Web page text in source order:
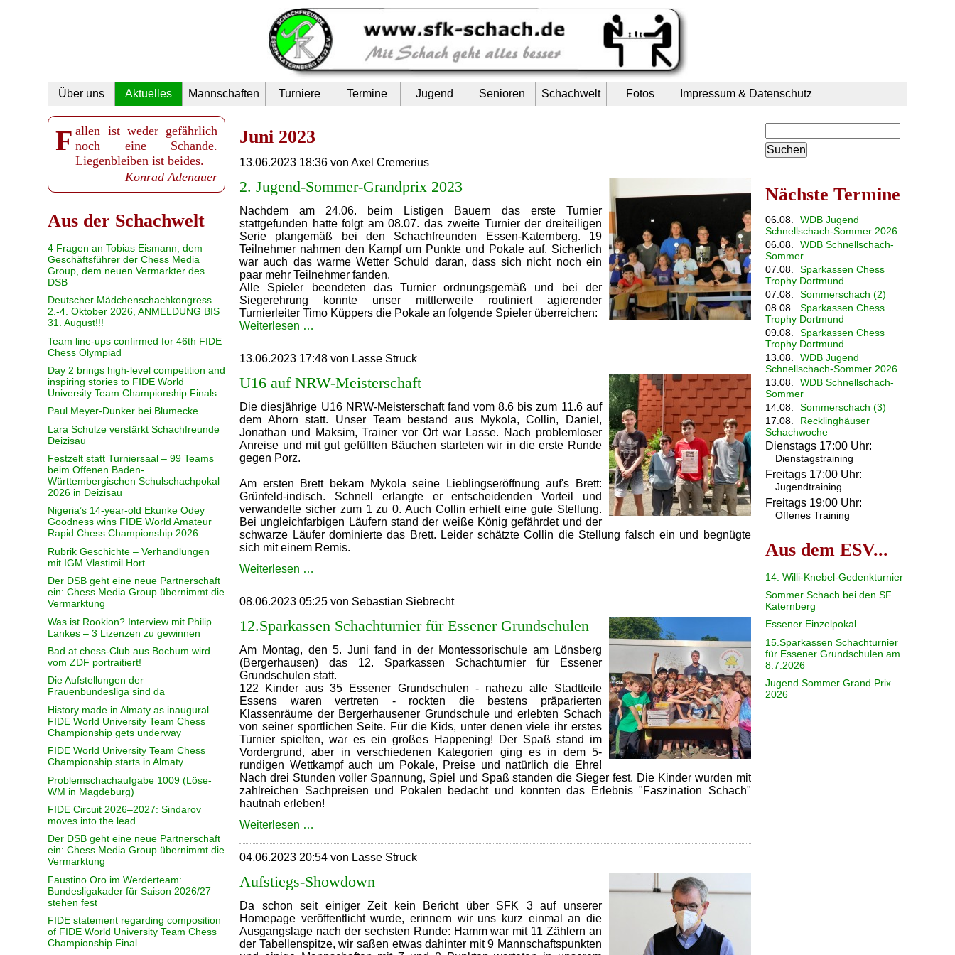
Navigation
überspringen
Über uns Aktuelles Mannschaften Turniere Termine Jugend Senioren Schachwelt Fotos Impressum & Datenschutz
Juni 2023
13.06.2023 18:36 von Axel Cremerius
2. Jugend-Sommer-Grandprix 2023
Nachdem am 24.06. beim Listigen Bauern das erste Turnier
stattgefunden hatte folgt am 08.07. das zweite Turnier der dreiteiligen
Serie plangemäß bei den Schachfreunden Essen-Katernberg. 19
Teilnehmer nahmen den Kampf um Punkte und Pokale auf. Sicherlich
war auch das warme Wetter Schuld daran, dass sich nicht noch ein
paar mehr Teilnehmer fanden.
Alle Spieler beendeten das Turnier ordnungsgemäß und bei der
Siegerehrung konnte unser mittlerweile routiniert agierender
Turnierleiter Timo Küppers die Pokale an folgende Spieler überreichen:
Weiterlesen …
Grandprix
2023
13.06.2023 17:48 von Lasse Struck
U16 auf NRW-Meisterschaft
Die diesjährige U16 NRW-Meisterschaft fand vom 8.6 bis zum 11.6 auf
dem Ahorn statt. Unser Team bestand aus Mykola, Collin, Daniel,
Jonathan und Maksim, Trainer vor Ort war Lasse. Nach problemloser
Anreise und mit gut gefüllten Bäuchen starteten wir in die erste Runde
gegen Porz.
Am ersten Brett bekam Mykola seine Lieblingseröffnung auf's Brett:
Grünfeld-indisch. Schnell erlangte er entscheidenden Vorteil und
verwandelte sicher zum 1 zu 0. Auch Collin erhielt eine gute Stellung.
Bei ungleichfarbigen Läufern stand der weiße König gefährdet und der
schwarze Läufer dominierte das Brett. Leider schätzte Collin die Stellung falsch ein und begnügte
sich mit einem Remis.
Weiterlesen …
Meisterschaft
08.06.2023 05:25 von Sebastian Siebrecht
12.Sparkassen Schachturnier für Essener Grundschulen
Am Montag, den 5. Juni fand in der Montessorischule am Lönsberg
(Bergerhausen) das 12. Sparkassen Schachturnier für Essener
Grundschulen statt.
122 Kinder aus 35 Essener Grundschulen - nahezu alle Stadtteile
Essens waren vertreten - rockten die bestens präparierten
Klassenräume der Bergerhausener Grundschule und erlebten Schach
von seiner sportlichen Seite. Für die Kids, unter denen viele ihr erstes
Turnier spielten, war es ein großes Happening! Der Spaß stand im
Vordergrund, aber in verschiedenen Kategorien ging es in dem 5-
rundigen Wettkampf auch um Pokale, Preise und natürlich die Ehre!
Nach drei Stunden voller Spannung, Spiel und Spaß standen die Sieger fest. Die Kinder wurden mit
zahlreichen Sachpreisen und Pokalen bedacht und konnten das Erlebnis "Faszination Schach"
hautnah erleben!
Weiterlesen …
Essener
Grundschulen
04.06.2023 20:54 von Lasse Struck
Aufstiegs-Showdown
Da schon seit einiger Zeit kein Bericht über SFK 3 auf unserer
Homepage veröffentlicht wurde, erinnern wir uns kurz einmal an die
Ausgangslage nach der sechsten Runde: Hamm war mit 11 Zählern an
der Tabellenspitze, wir saßen etwas dahinter mit 9 Mannschaftspunkten
Fallen ist weder gefährlich noch eine Schande.
Liegenbleiben ist beides.
Konrad Adenauer
Aus der Schachwelt
4 Fragen an Tobias Eismann, dem
Geschäftsführer der Chess Media
Group, dem neuen Vermarkter des
DSB
Deutscher Mädchenschachkongress
2.-4. Oktober 2026, ANMELDUNG BIS
31. August!!!
Team line-ups confirmed for 46th FIDE
Chess Olympiad
Day 2 brings high-level competition and
inspiring stories to FIDE World
University Team Championship Finals
Paul Meyer-Dunker bei Blumecke
Lara Schulze verstärkt Schachfreunde
Deizisau
Festzelt statt Turniersaal – 99 Teams
beim Offenen Baden-
Württembergischen Schulschachpokal
2026 in Deizisau
Nigeria’s 14-year-old Ekunke Odey
Goodness wins FIDE World Amateur
Rapid Chess Championship 2026
Rubrik Geschichte – Verhandlungen
mit IGM Vlastimil Hort
Der DSB geht eine neue Partnerschaft
ein: Chess Media Group übernimmt die
Vermarktung
Was ist Rookion? Interview mit Philip
Lankes – 3 Lizenzen zu gewinnen
Bad at chess-Club aus Bochum wird
vom ZDF portraitiert!
Die Aufstellungen der
Frauenbundesliga sind da
History made in Almaty as inaugural
FIDE World University Team Chess
Championship gets underway
FIDE World University Team Chess
Championship starts in Almaty
Problemschachaufgabe 1009 (Löse-
WM in Magdeburg)
FIDE Circuit 2026–2027: Sindarov
moves into the lead
Der DSB geht eine neue Partnerschaft
ein: Chess Media Group übernimmt die
Vermarktung
Faustino Oro im Werderteam:
Bundesligakader für Saison 2026/27
stehen fest
FIDE statement regarding composition
of FIDE World University Team Chess
Championship Final
Nächste Termine
06.08.
WDB Jugend
Schnellschach-Sommer 2026
06.08.
WDB Schnellschach-
Sommer
07.08.
Sparkassen Chess
Trophy Dortmund
07.08.
Sommerschach (2)
08.08.
Sparkassen Chess
Trophy Dortmund
09.08.
Sparkassen Chess
Trophy Dortmund
13.08.
WDB Jugend
Schnellschach-Sommer 2026
13.08.
WDB Schnellschach-
Sommer
14.08.
Sommerschach (3)
17.08.
Recklinghäuser
Schachwoche
Dienstags 17:00 Uhr:
Dienstagstraining
Freitags 17:00 Uhr:
Jugendtraining
Freitags 19:00 Uhr:
Offenes Training
Aus dem ESV...
14. Willi-Knebel-Gedenkturnier
Sommer Schach bei den SF
Katernberg
Essener Einzelpokal
15.Sparkassen Schachturnier
für Essener Grundschulen am
8.7.2026
Jugend Sommer Grand Prix
2026